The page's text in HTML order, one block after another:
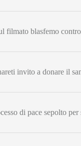
filmato blasfemo
invito a donare il
di pace sepolto